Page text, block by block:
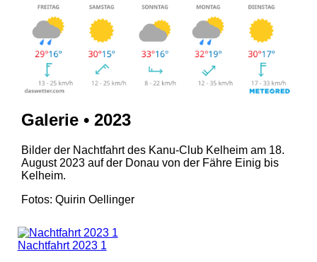
Galerie • 2023
Bilder der Nachtfahrt des Kanu-Club Kelheim am 18.
August 2023 auf der Donau von der Fähre Einig bis
Kelheim.
Fotos: Quirin Oellinger
Nachtfahrt 2023 1